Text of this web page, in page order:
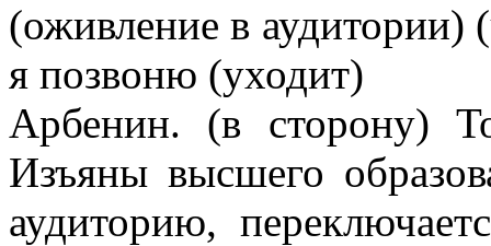
(оживление в
я позвоню (уходит)
Арбенин. (в сторону)
Изъяны высшего
аудиторию,